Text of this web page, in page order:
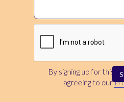
By signing up for this
agreeing to our